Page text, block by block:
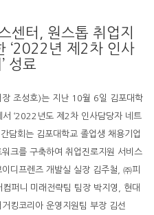
센터, 원스톱 취업지
‘2022년 제2차 인사
성료
장 조성호)는 지난 10월 6일 김포대학
‘2022년도 제2차 인사담당자 네트
담회는 김포대학교 졸업생 채용기업
크를 구축하여 취업진로지원 서비스
디프렌즈 개발실 실장 김주철, ㈜피
퍼니 미래전략팀 팀장 박지영, 현대
킹코리아 운영지원팀 부장 김선